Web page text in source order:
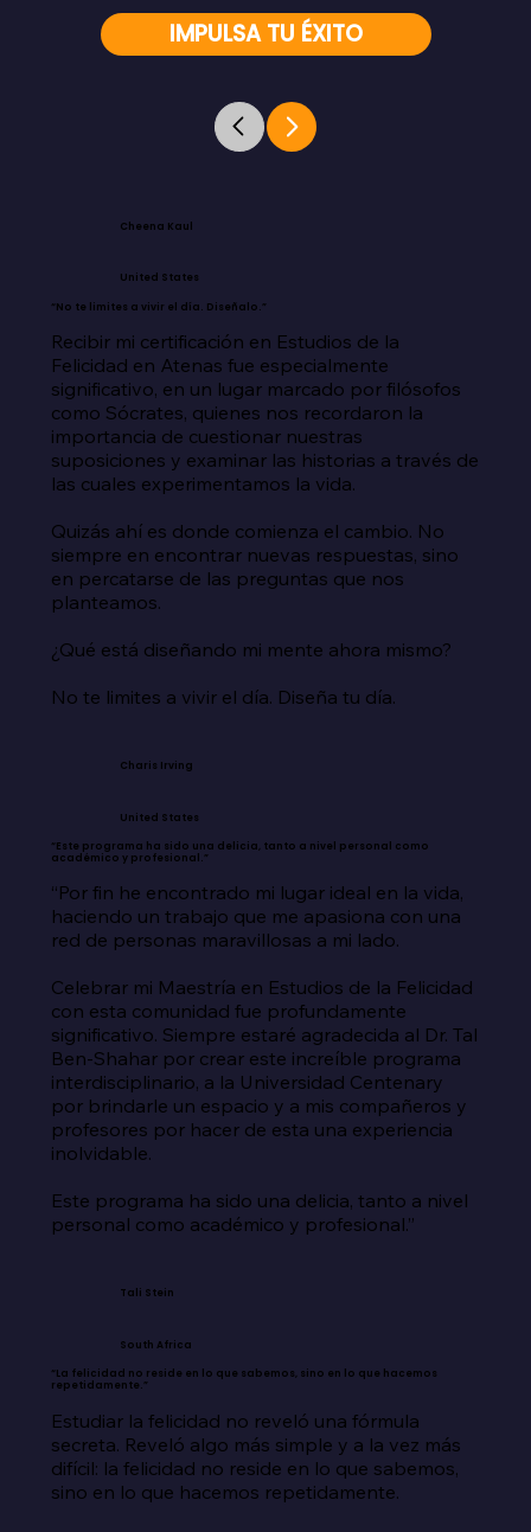
IMPULSA TU ÉXITO
Cheena Kaul
United States
“No te limites a vivir el día. Diseñalo.”
Recibir mi certificación en Estudios de la
Felicidad en Atenas fue especialmente
significativo, en un lugar marcado por filósofos
como Sócrates, quienes nos recordaron la
importancia de cuestionar nuestras
suposiciones y examinar las historias a través de
las cuales experimentamos la vida.
Quizás ahí es donde comienza el cambio. No
siempre en encontrar nuevas respuestas, sino
en percatarse de las preguntas que nos
planteamos.
¿Qué está diseñando mi mente ahora mismo?
No te limites a vivir el día. Diseña tu día.
Charis Irving
United States
“Este programa ha sido una delicia, tanto a nivel personal como
académico y profesional.”
“Por fin he encontrado mi lugar ideal en la vida,
haciendo un trabajo que me apasiona con una
red de personas maravillosas a mi lado.
Celebrar mi Maestría en Estudios de la Felicidad
con esta comunidad fue profundamente
significativo. Siempre estaré agradecida al Dr. Tal
Ben-Shahar por crear este increíble programa
interdisciplinario, a la Universidad Centenary
por brindarle un espacio y a mis compañeros y
profesores por hacer de esta una experiencia
inolvidable.
Este programa ha sido una delicia, tanto a nivel
personal como académico y profesional.”
Tali Stein
South Africa
“La felicidad no reside en lo que sabemos, sino en lo que hacemos
repetidamente.”
Estudiar la felicidad no reveló una fórmula
secreta. Reveló algo más simple y a la vez más
difícil: la felicidad no reside en lo que sabemos,
sino en lo que hacemos repetidamente.